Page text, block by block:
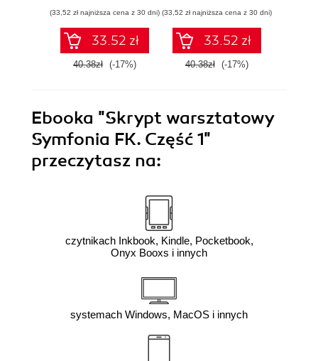
(33,52 zł najniższa cena z 30 dni)
33.52 zł
40.38zł (-17%)
(33,52 zł najniższa cena z 30 dni)
33.52 zł
40.38zł (-17%)
Ebooka "Skrypt warsztatowy
Symfonia FK. Część 1"
przeczytasz na:
czytnikach Inkbook, Kindle, Pocketbook,
Onyx Booxs i innych
systemach Windows, MacOS i innych